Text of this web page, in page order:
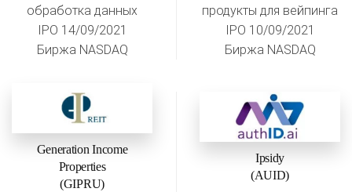
обработка данных
IPO 14/09/2021
Биржа NASDAQ
продукты для вейпинга
IPO 10/09/2021
Биржа NASDAQ
Generation Income
Properties
(GIPRU)
Ipsidy
(AUID)